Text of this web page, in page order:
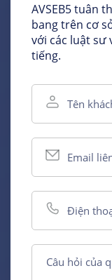
AVSEB5 tuân
bang trên cơ
với các luật sư
tiếng.